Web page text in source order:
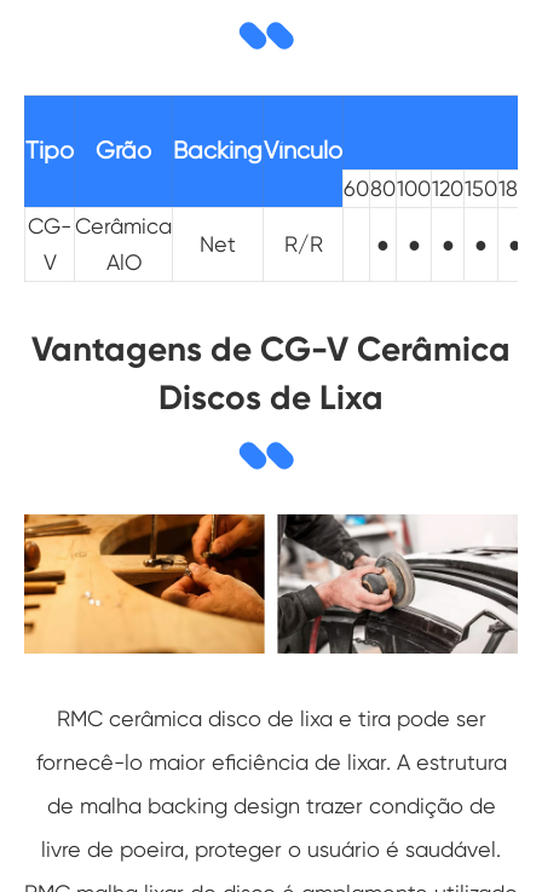
Tipo Grão BackingVínculo
6080100120150180
CG-
V
Cerâmica
AlO
Net R/R ● ● ● ● ●
Vantagens de CG-V Cerâmica
Discos de Lixa
RMC cerâmica disco de lixa e tira pode ser
fornecê-lo maior eficiência de lixar. A estrutura
de malha backing design trazer condição de
livre de poeira, proteger o usuário é saudável.